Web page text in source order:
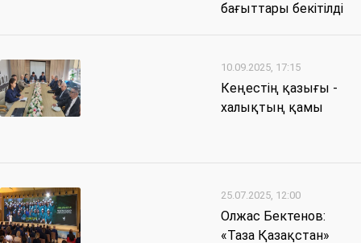
бағыттары бекітілді
10.09.2025, 17:15
Кеңестің қазығы -
халықтың қамы
25.07.2025, 12:00
Олжас Бектенов:
«Таза Қазақстан»